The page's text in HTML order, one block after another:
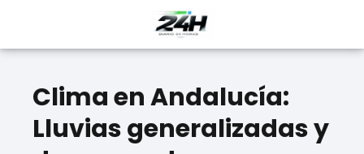
Clima en Andalucía:
Lluvias generalizadas y